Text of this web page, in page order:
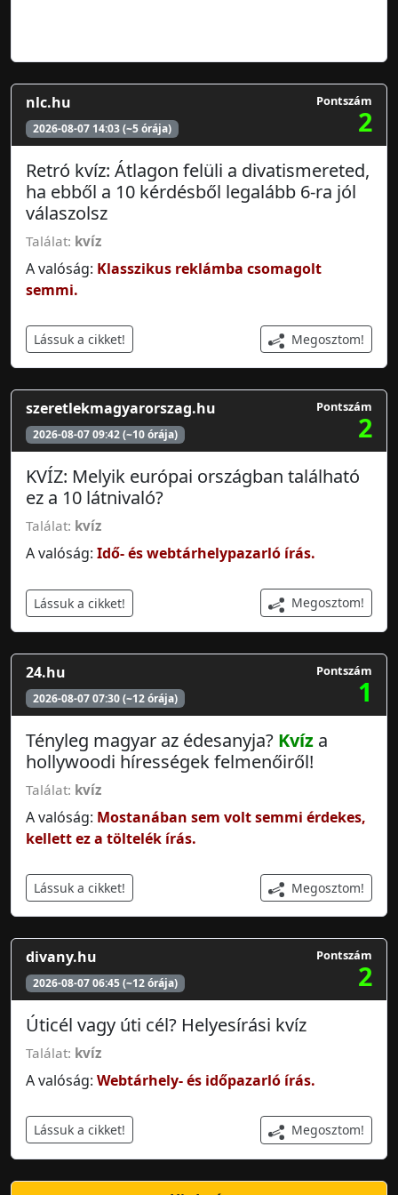
nlc.hu
2026-08-07 14:03 (~5 órája)
Pontszám
2
Retró kvíz: Átlagon felüli a divatismereted,
ha ebből a 10 kérdésből legalább 6-ra jól
válaszolsz
Találat: kvíz
A valóság: Klasszikus reklámba csomagolt
semmi.
Lássuk a cikket! Megosztom!
szeretlekmagyarorszag.hu
2026-08-07 09:42 (~10 órája)
Pontszám
2
KVÍZ: Melyik európai országban található
ez a 10 látnivaló?
Találat: kvíz
A valóság: Idő- és webtárhelypazarló írás.
Lássuk a cikket! Megosztom!
24.hu
2026-08-07 07:30 (~12 órája)
Pontszám
1
Tényleg magyar az édesanyja? Kvíz a
hollywoodi hírességek felmenőiről!
Találat: kvíz
A valóság: Mostanában sem volt semmi érdekes,
kellett ez a töltelék írás.
Lássuk a cikket! Megosztom!
divany.hu
2026-08-07 06:45 (~12 órája)
Pontszám
2
Úticél vagy úti cél? Helyesírási kvíz
Találat: kvíz
A valóság: Webtárhely- és időpazarló írás.
Lássuk a cikket! Megosztom!